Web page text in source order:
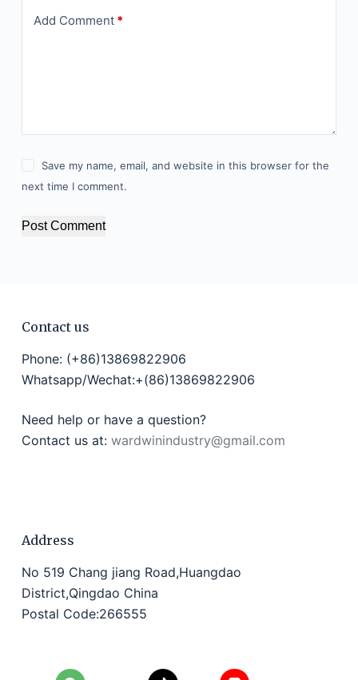
Add Comment*
Save my name, email, and website in this browser for the
next time I comment.
Post Comment
Contact us
Phone: (+86)13869822906
Whatsapp/Wechat:+(86)13869822906
Need help or have a question?
Contact us at: wardwinindustry@gmail.com
Address
No 519 Chang jiang Road,Huangdao
District,Qingdao China
Postal Code:266555